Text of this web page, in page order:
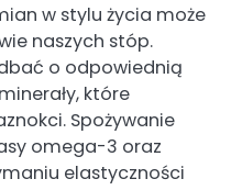
w stylu życia może
naszych stóp.
o odpowiednią
które
Spożywanie
omega-3 oraz
elastyczności